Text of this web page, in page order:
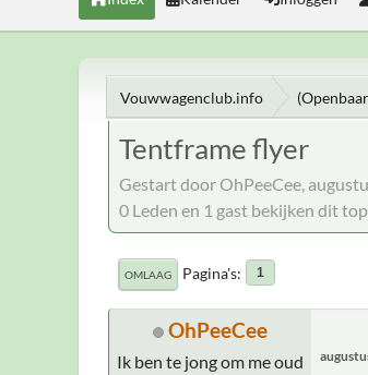
Vouwwagenclub.info
Tentframe flyer
Gestart door OhPeeCee,
0 Leden en 1 gast bekijken dit
OMLAAG Pagina's 1
OhPeeCee
Ik ben te jong om me oud